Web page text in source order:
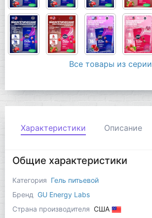
Все товары из серии
Характеристики Описание
Общие характеристики
Категория Гель питьевой
Бренд
GU Energy Labs
Страна производителя США